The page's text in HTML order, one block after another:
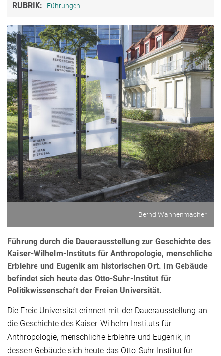
RUBRIK: Führungen
Bernd Wannenmacher
Führung durch die Dauerausstellung zur Geschichte des
Kaiser-Wilhelm-Instituts für Anthropologie, menschliche
Erblehre und Eugenik am historischen Ort. Im Gebäude
befindet sich heute das Otto-Suhr-Institut für
Politikwissenschaft der Freien Universität.
Die Freie Universität erinnert mit der Dauerausstellung an
die Geschichte des Kaiser-Wilhelm-Instituts für
Anthropologie, menschliche Erblehre und Eugenik, in
dessen Gebäude sich heute das Otto-Suhr-Institut für